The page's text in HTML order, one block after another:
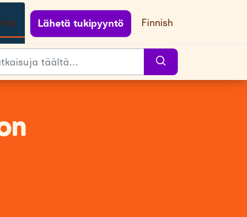
Lähetä tukipyyntö Finnish